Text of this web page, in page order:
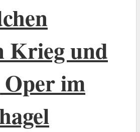
Krieg und
im